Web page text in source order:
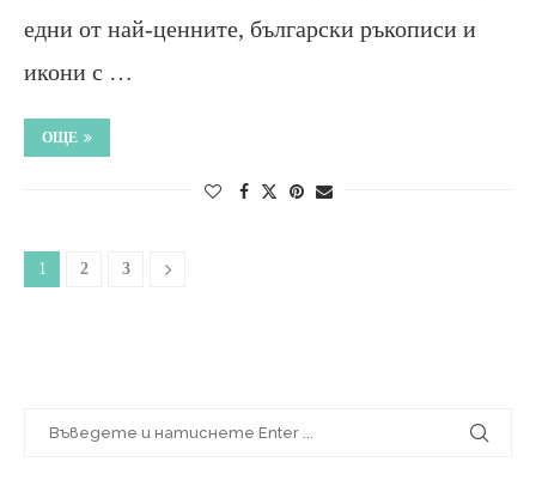
едни от най-ценните, български ръкописи и
икони с …
ОЩЕ
1 2 3